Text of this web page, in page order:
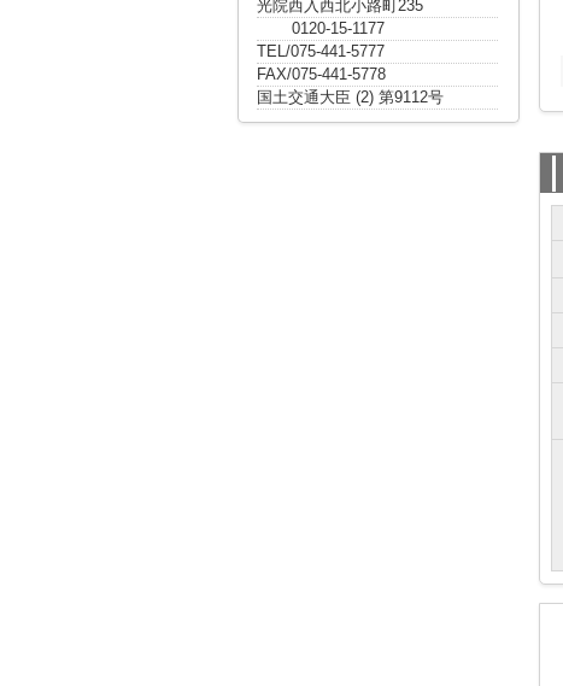
光院西入西北小路町235
0120-15-1177
TEL/075-441-5777
FAX/075-441-5778
国土交通大臣 (2) 第9112号